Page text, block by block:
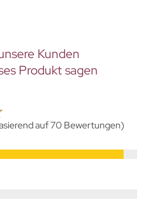
Kunden
Produkt sagen
auf 70 Bewertungen)